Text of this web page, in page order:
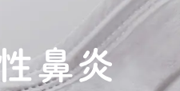
鼻炎